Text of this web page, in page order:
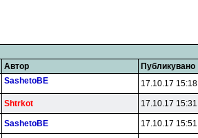
Автор Публикувано
SashetoBE 17.10.17 15:18
Shtrkot 17.10.17 15:31
SashetoBE 17.10.17 15:51